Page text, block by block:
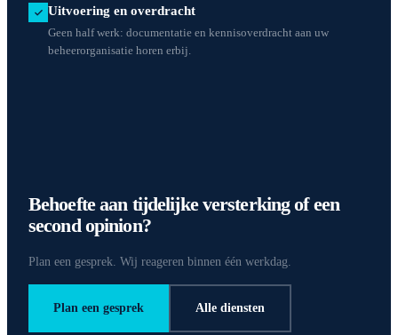
Uitvoering en overdracht
Geen half werk: documentatie en kennisoverdracht aan uw
beheerorganisatie horen erbij.
Behoefte aan tijdelijke versterking of een
second opinion?
Plan een gesprek. Wij reageren binnen één werkdag.
Plan een gesprek Alle diensten